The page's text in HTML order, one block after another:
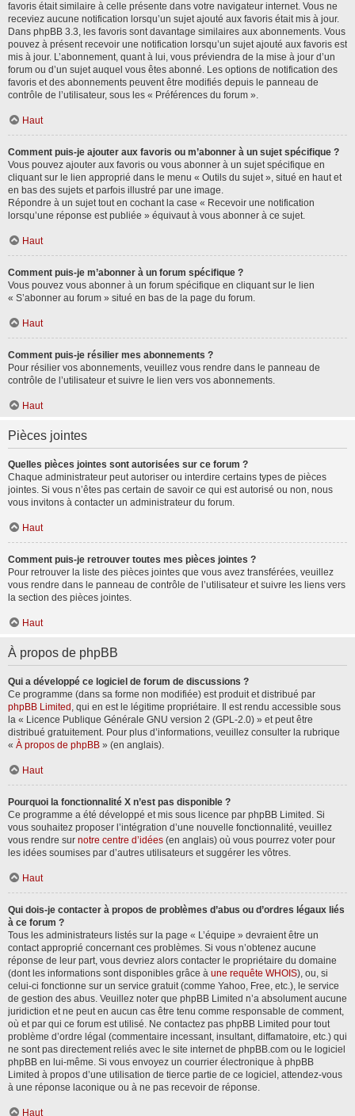
favoris était similaire à celle présente dans votre navigateur internet. Vous ne
receviez aucune notification lorsqu’un sujet ajouté aux favoris était mis à jour.
Dans phpBB 3.3, les favoris sont davantage similaires aux abonnements. Vous
pouvez à présent recevoir une notification lorsqu’un sujet ajouté aux favoris est
mis à jour. L’abonnement, quant à lui, vous préviendra de la mise à jour d’un
forum ou d’un sujet auquel vous êtes abonné. Les options de notification des
favoris et des abonnements peuvent être modifiés depuis le panneau de
contrôle de l’utilisateur, sous les « Préférences du forum ».
Haut
Comment puis-je ajouter aux favoris ou m’abonner à un sujet spécifique ?
Vous pouvez ajouter aux favoris ou vous abonner à un sujet spécifique en
cliquant sur le lien approprié dans le menu « Outils du sujet », situé en haut et
en bas des sujets et parfois illustré par une image.
Répondre à un sujet tout en cochant la case « Recevoir une notification
lorsqu’une réponse est publiée » équivaut à vous abonner à ce sujet.
Haut
Comment puis-je m’abonner à un forum spécifique ?
Vous pouvez vous abonner à un forum spécifique en cliquant sur le lien
« S’abonner au forum » situé en bas de la page du forum.
Haut
Comment puis-je résilier mes abonnements ?
Pour résilier vos abonnements, veuillez vous rendre dans le panneau de
contrôle de l’utilisateur et suivre le lien vers vos abonnements.
Haut
Pièces jointes
Quelles pièces jointes sont autorisées sur ce forum ?
Chaque administrateur peut autoriser ou interdire certains types de pièces
jointes. Si vous n’êtes pas certain de savoir ce qui est autorisé ou non, nous
vous invitons à contacter un administrateur du forum.
Haut
Comment puis-je retrouver toutes mes pièces jointes ?
Pour retrouver la liste des pièces jointes que vous avez transférées, veuillez
vous rendre dans le panneau de contrôle de l’utilisateur et suivre les liens vers
la section des pièces jointes.
Haut
À propos de phpBB
Qui a développé ce logiciel de forum de discussions ?
Ce programme (dans sa forme non modifiée) est produit et distribué par
phpBB Limited , qui en est le légitime propriétaire. Il est rendu accessible sous
la « Licence Publique Générale GNU version 2 (GPL-2.0) » et peut être
distribué gratuitement. Pour plus d’informations, veuillez consulter la rubrique
« À propos de phpBB » (en anglais).
Haut
Pourquoi la fonctionnalité X n’est pas disponible ?
Ce programme a été développé et mis sous licence par phpBB Limited. Si
vous souhaitez proposer l’intégration d’une nouvelle fonctionnalité, veuillez
vous rendre sur notre centre d’idées (en anglais) où vous pourrez voter pour
les idées soumises par d’autres utilisateurs et suggérer les vôtres.
Haut
Qui dois-je contacter à propos de problèmes d’abus ou d’ordres légaux liés
à ce forum ?
Tous les administrateurs listés sur la page « L’équipe » devraient être un
contact approprié concernant ces problèmes. Si vous n’obtenez aucune
réponse de leur part, vous devriez alors contacter le propriétaire du domaine
(dont les informations sont disponibles grâce à une requête WHOIS), ou, si
celui-ci fonctionne sur un service gratuit (comme Yahoo, Free, etc.), le service
de gestion des abus. Veuillez noter que phpBB Limited n’a absolument aucune
juridiction et ne peut en aucun cas être tenu comme responsable de comment,
où et par qui ce forum est utilisé. Ne contactez pas phpBB Limited pour tout
problème d’ordre légal (commentaire incessant, insultant, diffamatoire, etc.) qui
ne sont pas directement reliés avec le site internet de phpBB.com ou le logiciel
phpBB en lui-même. Si vous envoyez un courrier électronique à phpBB
Limited à propos d’une utilisation de tierce partie de ce logiciel, attendez-vous
à une réponse laconique ou à ne pas recevoir de réponse.
Haut